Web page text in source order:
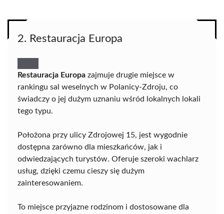
2. Restauracja Europa
Restauracja Europa zajmuje drugie miejsce w
rankingu sal weselnych w Polanicy-Zdroju, co
świadczy o jej dużym uznaniu wśród lokalnych lokali
tego typu.
Położona przy ulicy Zdrojowej 15, jest wygodnie
dostępna zarówno dla mieszkańców, jak i
odwiedzających turystów. Oferuje szeroki wachlarz
usług, dzięki czemu cieszy się dużym
zainteresowaniem.
To miejsce przyjazne rodzinom i dostosowane dla